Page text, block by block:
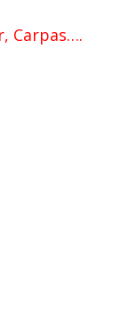
Carpas….